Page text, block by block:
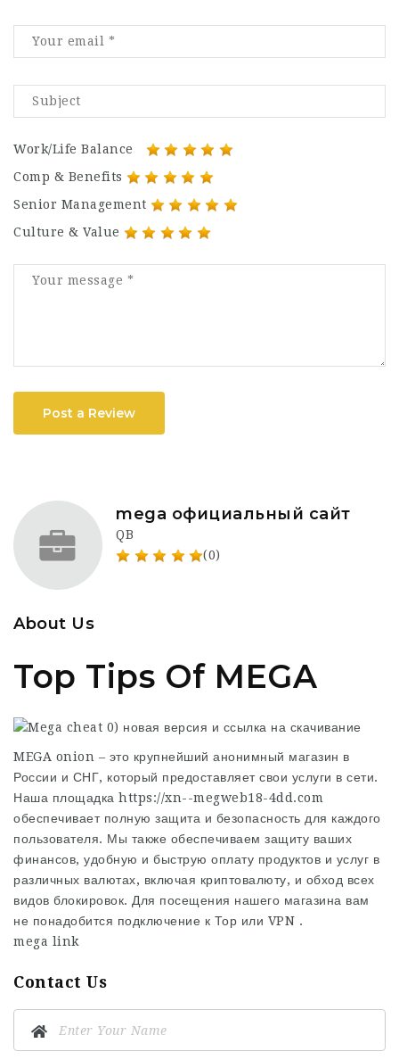
Work/Life Balance
Comp & Benefits
Senior Management
Culture & Value
Post a Review
mega официальный сайт
QB
(0)
About Us
Top Tips Of MEGA
MEGA onion – это крупнейший анонимный магазин в
России и СНГ, который предоставляет свои услуги в сети.
Наша площадка https://xn--megweb18-4dd.com
обеспечивает полную защита и безопасность для каждого
пользователя. Мы также обеспечиваем защиту ваших
финансов, удобную и быструю оплату продуктов и услуг в
различных валютах, включая криптовалюту, и обход всех
видов блокировок. Для посещения нашего магазина вам
не понадобится подключение к Тор или VPN .
mega link
Contact Us